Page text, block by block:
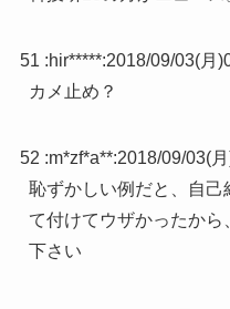
51 :hir*****:2018/09/03(月
カメ止め？
52 :m*zf*a**:2018/09/03(
恥ずかしい例だと、自己
て付けてウザかったか
下さい